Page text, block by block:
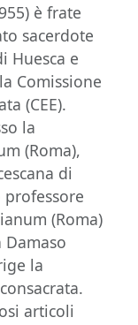
è frate
sacerdote
Huesca e
Comissione
(CEE).
la
(Roma),
di
professore
(Roma)
Damaso
la
articoli